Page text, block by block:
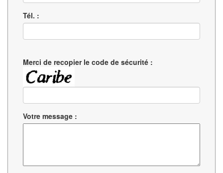
Tél. :
Merci de recopier le code de sécurité :
Votre message :